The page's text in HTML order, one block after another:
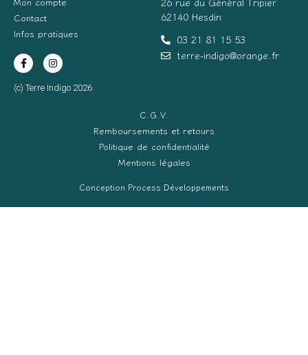
Contact
Infos pratiques
(c) Terre Indigo 2026
62140 Hesdin
03 21 81 15 53
terre-indigo@orange.fr
C.G.V.
Remboursements et retours
Politique de confidentialité
Mentions légales
Conception Process Développements